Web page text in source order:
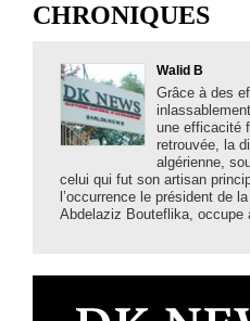
CHRONIQUES
Walid B
Grâce à des
une efficacité
retrouvée, la
algérienne,
celui qui fut son artisan
l’occurrence le président de
Abdelaziz Bouteflika, occupe